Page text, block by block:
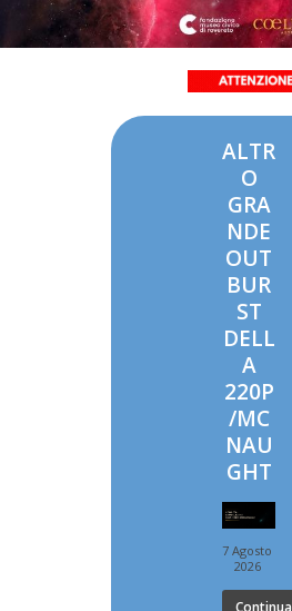
ALTR
O
GRA
NDE
OUT
BUR
ST
DELL
A
220P
/MC
NAU
GHT
7 Agosto
2026
Continua